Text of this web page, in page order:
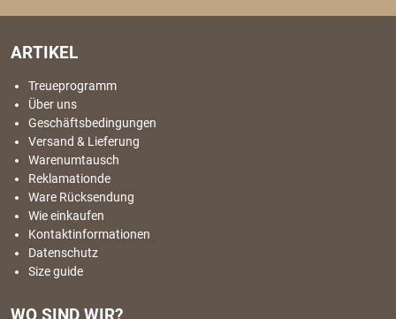
ARTIKEL
Treueprogramm
Über uns
Geschäftsbedingungen
Versand & Lieferung
Warenumtausch
Reklamationde
Ware Rücksendung
Wie einkaufen
Kontaktinformationen
Datenschutz
Size guide
WO SIND WIR?